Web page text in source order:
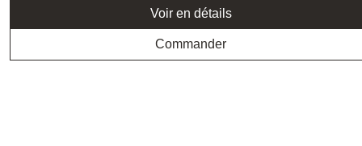
Voir en détails
Commander